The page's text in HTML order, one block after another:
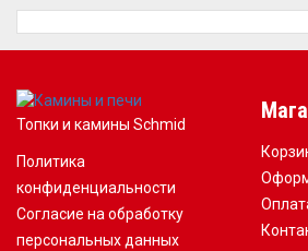
Топки и камины Schmid
Политика
конфиденциальности
Согласие на обработку
персональных данных